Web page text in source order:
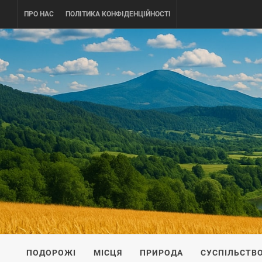
content
ПРО НАС ПОЛІТИКА КОНФІДЕНЦІЙНОСТІ
UKRAINE-
ПОДОРОЖI ПО УКРАЇНІ
ПОДОРОЖІ МІСЦЯ ПРИРОДА СУСПІЛЬСТВО